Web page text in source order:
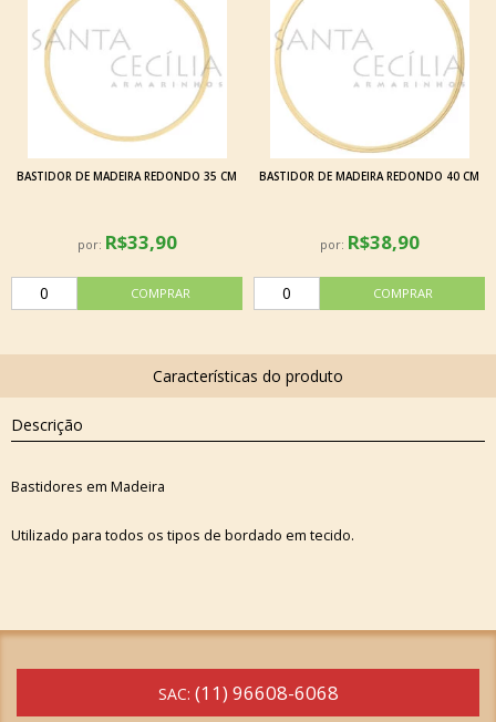
BASTIDOR DE MADEIRA REDONDO 35 CM
por: R$33,90
BASTIDOR DE MADEIRA REDONDO 40 CM
por: R$38,90
Descrição
Bastidores em Madeira
Utilizado para todos os tipos de bordado em tecido.
SAC: (11) 96608-6068